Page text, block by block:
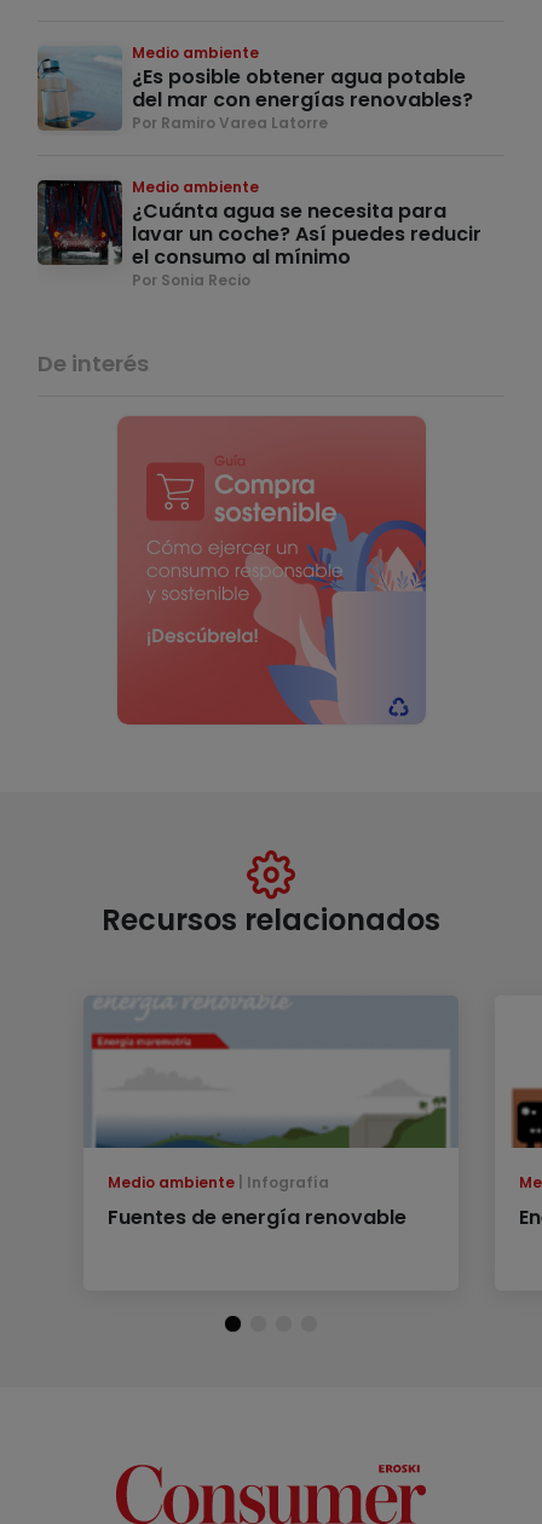
Medio ambiente
¿Es posible obtener agua potable
del mar con energías renovables?
Por Ramiro Varea Latorre
Medio ambiente
¿Cuánta agua se necesita para
lavar un coche? Así puedes reducir
el consumo al mínimo
Por Sonia Recio
De interés
Recursos relacionados
Medio ambiente Infografía
Fuentes de energía renovable